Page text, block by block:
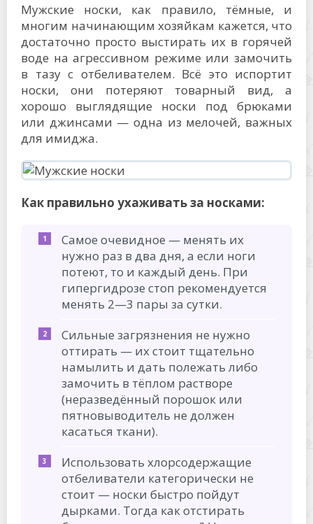
Мужские носки, как правило, тёмные, и
многим начинающим хозяйкам кажется, что
достаточно просто выстирать их в горячей
воде на агрессивном режиме или замочить
в тазу с отбеливателем. Всё это испортит
носки, они потеряют товарный вид, а
хорошо выглядящие носки под брюками
или джинсами — одна из мелочей, важных
для имиджа.
Как правильно ухаживать за носками:
Самое очевидное — менять их
нужно раз в два дня, а если ноги
потеют, то и каждый день. При
гипергидрозе стоп рекомендуется
менять 2—3 пары за сутки.
Сильные загрязнения не нужно
оттирать — их стоит тщательно
намылить и дать полежать либо
замочить в тёплом растворе
(неразведённый порошок или
пятновыводитель не должен
касаться ткани).
Использовать хлорсодержащие
отбеливатели категорически не
стоит — носки быстро пойдут
дырками. Тогда как отстирать